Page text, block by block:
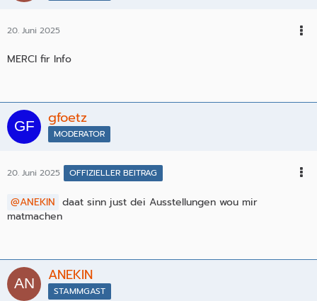
20. Juni 2025
MERCI fir Info
gfoetz
MODERATOR
20. Juni 2025 OFFIZIELLER BEITRAG
ANEKIN daat sinn just dei Ausstellungen wou mir
matmachen
ANEKIN
STAMMGAST